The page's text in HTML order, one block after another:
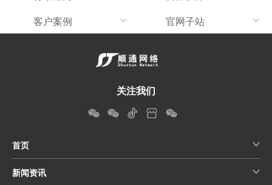
客户案例
官网子站
关注我们
首页
新闻资讯